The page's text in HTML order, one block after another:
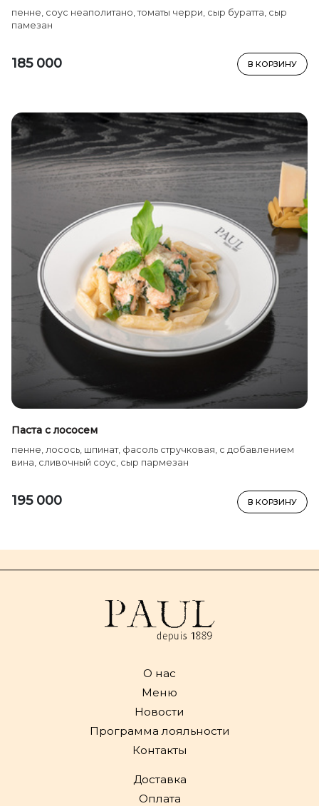
пенне, соус неаполитано, томаты черри, сыр буратта, сыр
памезан
185 000 В КОРЗИНУ
Паста с лососем
пенне, лосось, шпинат, фасоль стручковая, с добавлением
вина, сливочный соус, сыр пармезан
195 000 В КОРЗИНУ
О нас
Меню
Новости
Программа лояльности
Контакты
Доставка
Оплата